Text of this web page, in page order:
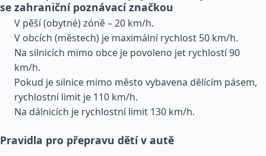
se zahraniční poznávací značkou
V pěší (obytné) zóně – 20 km/h.
V obcích (městech) je maximální rychlost 50 km/h.
Na silnicích mimo obce je povoleno jet rychlostí 90
km/h.
Pokud je silnice mimo město vybavena dělícím pásem,
rychlostní limit je 110 km/h.
Na dálnicích je rychlostní limit 130 km/h.
Pravidla pro přepravu dětí v autě